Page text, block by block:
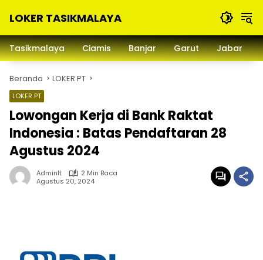
LOKER TASIKMALAYA
Lowongan
Kerja
dan
Sekitarna
Tasikmalaya Ciamis Banjar Garut Jabar
Beranda LOKER PT
LOKER PT
Lowongan Kerja di Bank Raktat
Indonesia : Batas Pendaftaran 28
Agustus 2024
Adminlt
2 Min Baca
Agustus 20, 2024